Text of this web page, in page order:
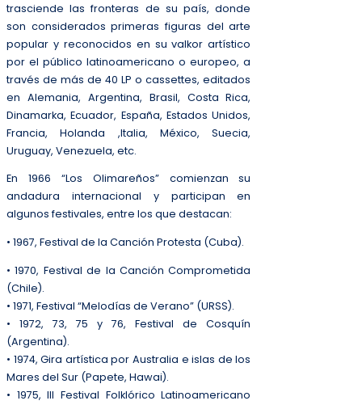
trasciende las fronteras de su país, donde
son considerados primeras figuras del arte
popular y reconocidos en su valkor artístico
por el público latinoamericano o europeo, a
través de más de 40 LP o cassettes, editados
en Alemania, Argentina, Brasil, Costa Rica,
Dinamarka, Ecuador, España, Estados Unidos,
Francia, Holanda ,Italia, México, Suecia,
Uruguay, Venezuela, etc.
En 1966 “Los Olimareños” comienzan su
andadura internacional y participan en
algunos festivales, entre los que destacan:
• 1967, Festival de la Canción Protesta (Cuba).
• 1970, Festival de la Canción Comprometida
(Chile).
• 1971, Festival “Melodías de Verano” (URSS).
• 1972, 73, 75 y 76, Festival de Cosquín
(Argentina).
• 1974, Gira artística por Australia e islas de los
Mares del Sur (Papete, Hawai).
• 1975, III Festival Folklórico Latinoamericano